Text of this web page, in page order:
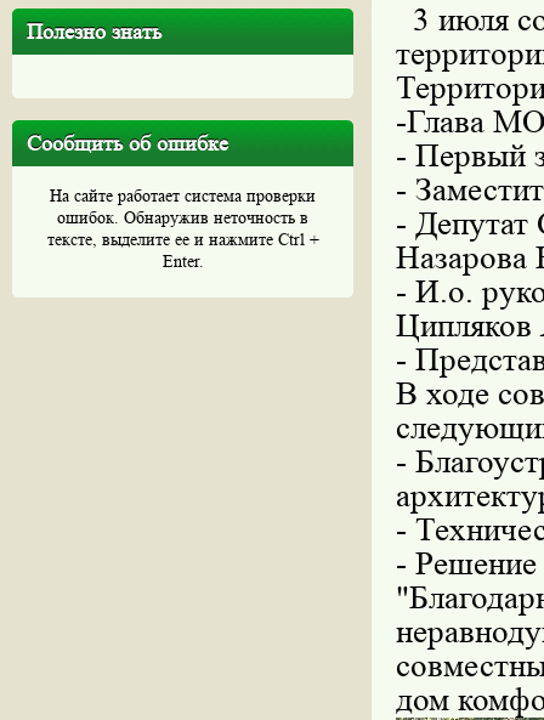
Полезно знать
Сообщить об ошибке
На сайте работает система проверки
ошибок. Обнаружив неточность в
тексте, выделите ее и нажмите Ctrl +
Enter.
3 июля
-Глава
- Первый
-
- Депутат
Назарова
- И.о.
-
В ходе
-
-
- Решение
дом